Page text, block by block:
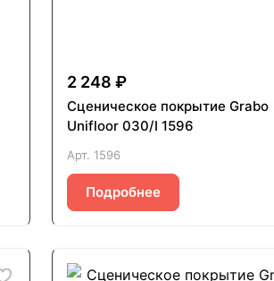
2 248 ₽
Сценическое покрытие Grabo
Unifloor 030/I 1596
Арт. 1596
Подробнее